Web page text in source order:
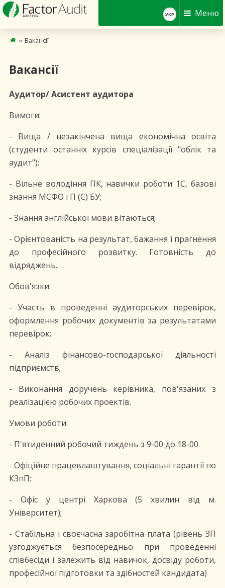
УКР Меню
» Вакансії
Вакансії
Аудитор/ Асистент аудитора
Вимоги:
- Вища / незакінчена вища економічна освіта
(студенти останніх курсів спеціалізації "облік та
аудит");
- Вільне володіння ПК, навички роботи 1С, базові
знання МСФО і П (С) БУ;
- Знання англійської мови вітаються;
- Орієнтованість на результат, бажання і прагнення
до професійного розвитку. Готовність до
відряджень.
Обов'язки:
- Участь в проведенні аудиторських перевірок,
оформлення робочих документів за результатами
перевірок;
- Аналіз фінансово-господарської діяльності
підприємств;
- Виконання доручень керівника, пов'язаних з
реалізацією робочих проектів.
Умови роботи:
- П'ятиденний робочий тиждень з 9-00 до 18-00.
- Офіційне працевлаштування, соціальні гарантії по
КЗпП;
- Офіс у центрі Харкова (5 хвилин від м.
Університет);
- Стабільна і своєчасна заробітна плата (рівень ЗП
узгоджується безпосередньо при проведенні
співбесіди і залежить від навичок, досвіду роботи,
професійної підготовки та здібностей кандидата)